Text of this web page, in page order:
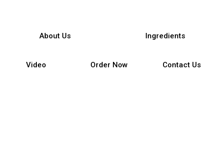
About Us Ingredients
Video Order Now Contact Us